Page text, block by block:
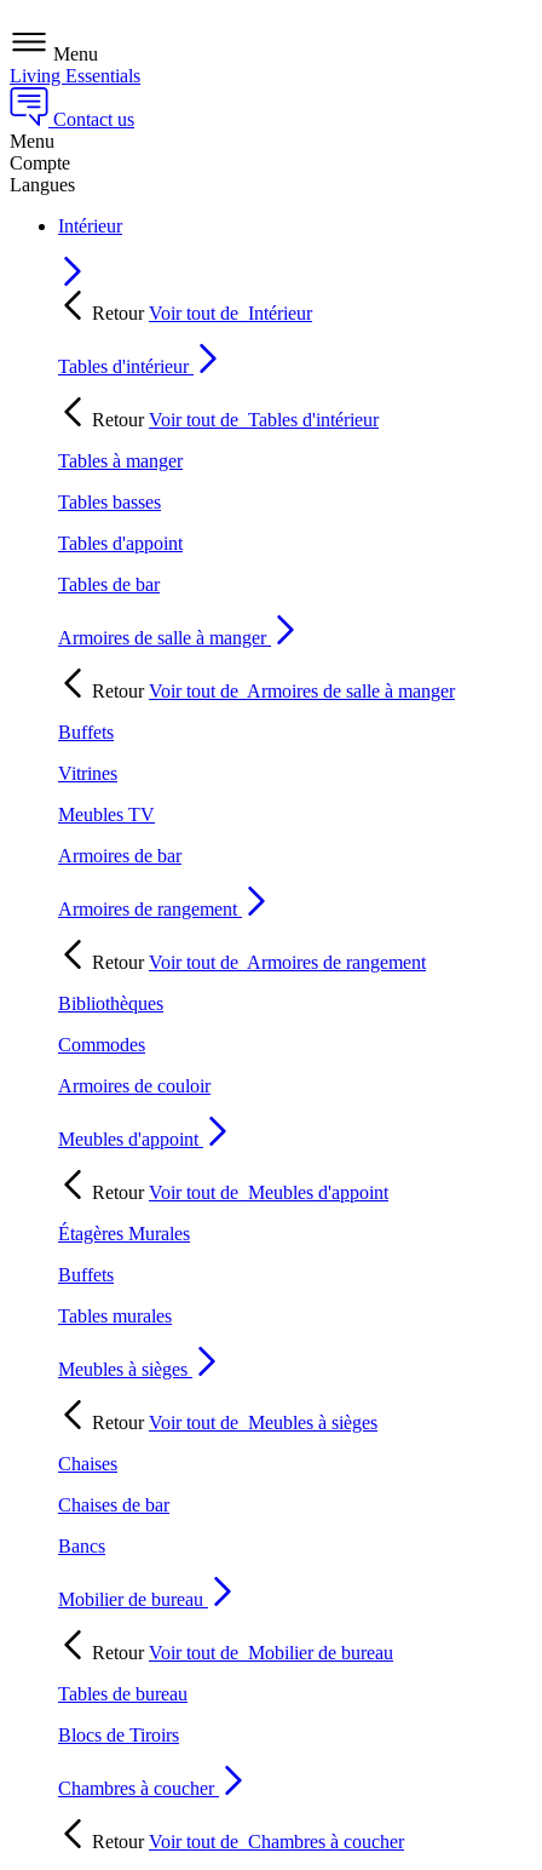
Menu
Living Essentials
Contact us
Menu
Compte
Langues
Intérieur
RetourVoir tout de Intérieur
Tables d'intérieur
RetourVoir tout de Tables d'intérieur
Tables à manger
Tables basses
Tables d'appoint
Tables de bar
Armoires de salle à manger
RetourVoir tout de Armoires de salle à manger
Buffets
Vitrines
Meubles TV
Armoires de bar
Armoires de rangement
RetourVoir tout de Armoires de rangement
Bibliothèques
Commodes
Armoires de couloir
Meubles d'appoint
RetourVoir tout de Meubles d'appoint
Étagères Murales
Buffets
Tables murales
Meubles à sièges
RetourVoir tout de Meubles à sièges
Chaises
Chaises de bar
Bancs
Mobilier de bureau
RetourVoir tout de Mobilier de bureau
Tables de bureau
Blocs de Tiroirs
Chambres à coucher
RetourVoir tout de Chambres à coucher